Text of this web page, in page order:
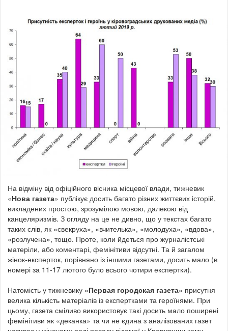
На відміну від офіційного вісника місцевої влади, тижневик
«Нова газета» публікує досить багато різних життєвих історій,
викладених простою, зрозумілою мовою, далекою від
канцеляризмів. З огляду на це не дивно, що у текстах багато
таких слів, як «свекруха», «вчителька», «молодуха», «вдова»,
«розлучена», тощо. Проте, коли йдеться про журналістські
матеріли, або коментарі, фемінітиви відсутні. Та й загалом
жінок-експерток, порівняно із іншими газетами, досить мало (в
номері за 11-17 лютого було всього чотири експертки).
Натомість у тижневику «Первая городская газета» присутня
велика кількість матеріалів із експертками та героїнями. При
цьому, газета сміливо використовує такі досить мало поширені
фемінітиви як «деканка» та чи не єдина з аналізованих газет